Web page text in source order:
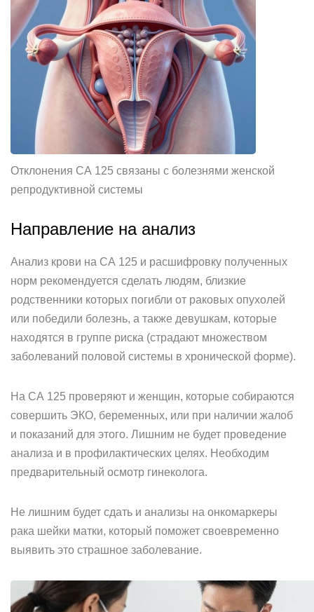
Отклонения СА 125 связаны с болезнями женской
репродуктивной системы
Направление на анализ
Анализ крови на СА 125 и расшифровку полученных
норм рекомендуется сделать людям, близкие
родственники которых погибли от раковых опухолей
или победили болезнь, а также девушкам, которые
находятся в группе риска (страдают множеством
заболеваний половой системы в хронической форме).
На СА 125 проверяют и женщин, которые собираются
совершить ЭКО, беременных, или при наличии жалоб
и показаний для этого. Лишним не будет проведение
анализа и в профилактических целях. Необходим
предварительный осмотр гинеколога.
Не лишним будет сдать и анализы на онкомаркеры
рака шейки матки, который поможет своевременно
выявить это страшное заболевание.